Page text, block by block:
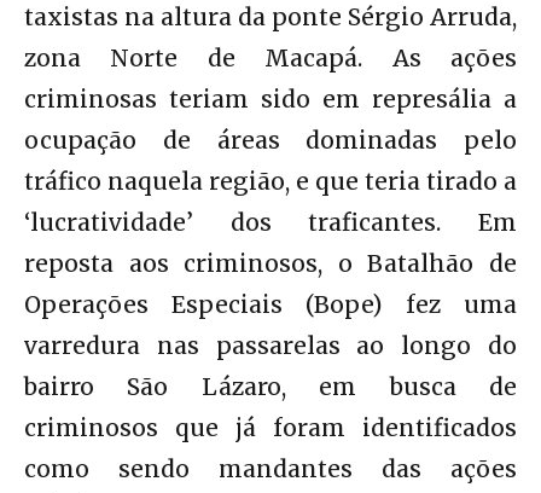
taxistas na altura da ponte Sérgio Arruda,
zona Norte de Macapá. As ações
criminosas teriam sido em represália a
ocupação de áreas dominadas pelo
tráfico naquela região, e que teria tirado a
‘lucratividade’ dos traficantes. Em
reposta aos criminosos, o Batalhão de
Operações Especiais (Bope) fez uma
varredura nas passarelas ao longo do
bairro São Lázaro, em busca de
criminosos que já foram identificados
como sendo mandantes das ações